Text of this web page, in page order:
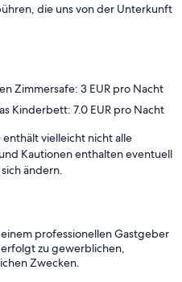
die uns von der Unterkunft
Zimmersafe: 3 EUR pro Nacht
Kinderbett: 7.0 EUR pro Nacht
vielleicht nicht alle
Kautionen enthalten eventuell
ändern.
professionellen Gastgeber
zu gewerblichen,
Zwecken.